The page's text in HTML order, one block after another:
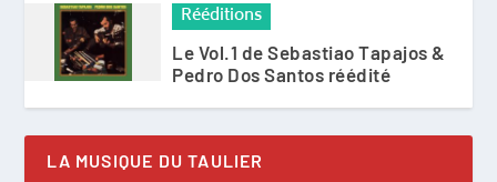
Rééditions
Le Vol.1 de Sebastiao Tapajos &
Pedro Dos Santos réédité
LA MUSIQUE DU TAULIER